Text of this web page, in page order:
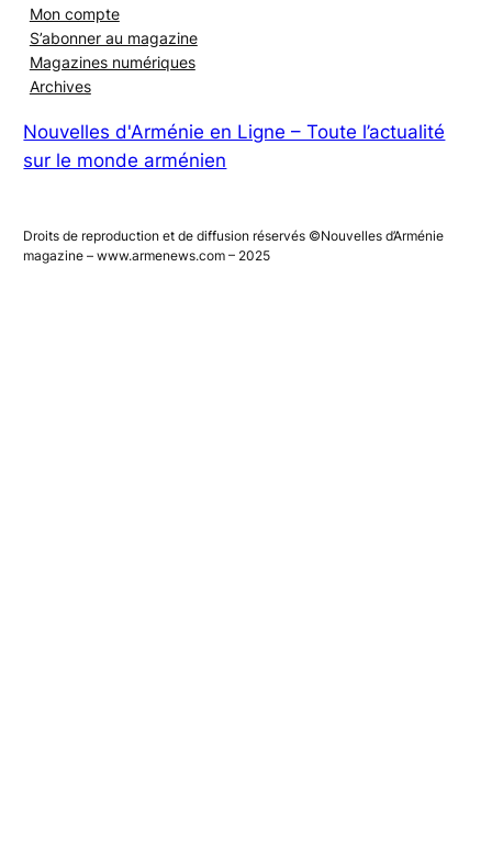
Mon compte
S’abonner au magazine
Magazines numériques
Nouvelles d'Arménie en Ligne – Toute l’actualité
Droits de reproduction et de diffusion réservés ©Nouvelles d’Arménie